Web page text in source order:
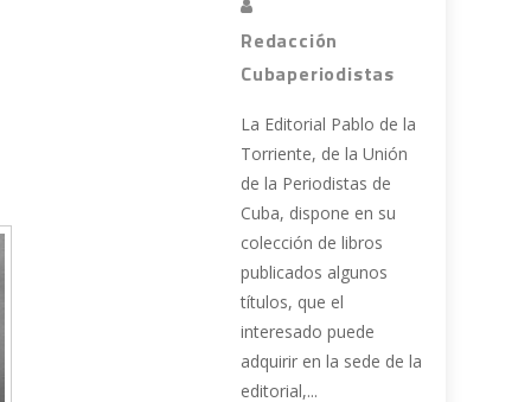
Redacción
Cubaperiodistas
La Editorial Pablo de la
Torriente, de la Unión
de la Periodistas de
Cuba, dispone en su
colección de libros
publicados algunos
títulos, que el
interesado puede
adquirir en la sede de la
editorial,...